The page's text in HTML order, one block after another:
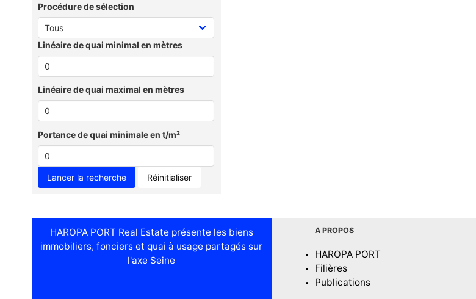
Procédure de sélection
Linéaire de quai minimal en mètres
Linéaire de quai maximal en mètres
Portance de quai minimale en t/m²
Réinitialiser
HAROPA PORT Real Estate présente les biens
immobiliers, fonciers et quai à usage partagés sur
l'axe Seine
A PROPOS
HAROPA PORT
Filières
Publications